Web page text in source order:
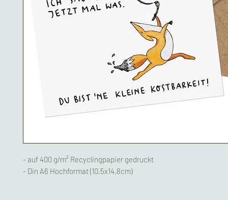
- auf 400 g/m² Recyclingpapier gedruckt
- Din A6 Hochformat (10,5x14,8cm)